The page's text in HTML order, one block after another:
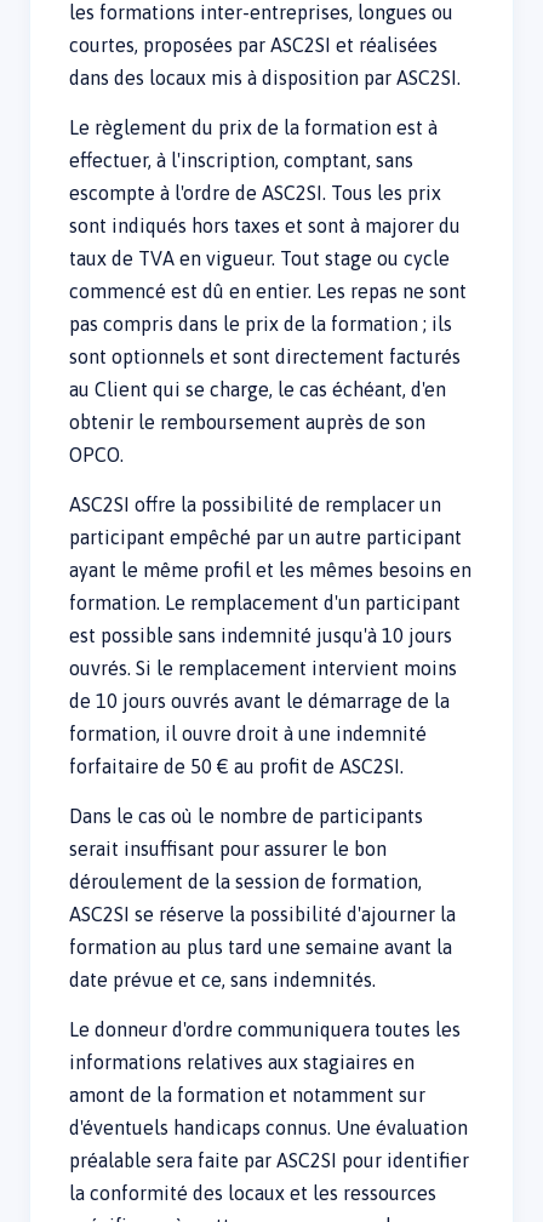
les formations inter-entreprises, longues ou
courtes, proposées par ASC2SI et réalisées
dans des locaux mis à disposition par ASC2SI.
Le règlement du prix de la formation est à
effectuer, à l'inscription, comptant, sans
escompte à l'ordre de ASC2SI. Tous les prix
sont indiqués hors taxes et sont à majorer du
taux de TVA en vigueur. Tout stage ou cycle
commencé est dû en entier. Les repas ne sont
pas compris dans le prix de la formation ; ils
sont optionnels et sont directement facturés
au Client qui se charge, le cas échéant, d'en
obtenir le remboursement auprès de son
OPCO.
ASC2SI offre la possibilité de remplacer un
participant empêché par un autre participant
ayant le même profil et les mêmes besoins en
formation. Le remplacement d'un participant
est possible sans indemnité jusqu'à 10 jours
ouvrés. Si le remplacement intervient moins
de 10 jours ouvrés avant le démarrage de la
formation, il ouvre droit à une indemnité
forfaitaire de 50 € au profit de ASC2SI.
Dans le cas où le nombre de participants
serait insuffisant pour assurer le bon
déroulement de la session de formation,
ASC2SI se réserve la possibilité d'ajourner la
formation au plus tard une semaine avant la
date prévue et ce, sans indemnités.
Le donneur d'ordre communiquera toutes les
informations relatives aux stagiaires en
amont de la formation et notamment sur
d'éventuels handicaps connus. Une évaluation
préalable sera faite par ASC2SI pour identifier
la conformité des locaux et les ressources